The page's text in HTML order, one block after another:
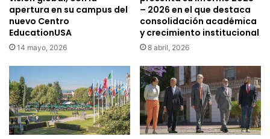
apertura en su campus del
nuevo Centro
EducationUSA
14 mayo, 2026
– 2026 en el que destaca
consolidación académica
y crecimiento institucional
8 abril, 2026